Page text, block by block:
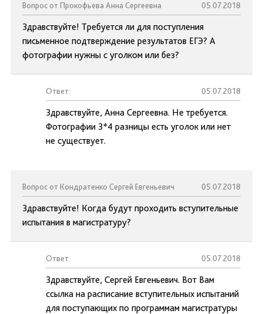
Вопрос от Прокофьева Анна Сергеевна 05.07.2018
Здравствуйте! Требуется ли для поступления
письменное подтверждение результатов ЕГЭ? А
фотографии нужны с уголком или без?
Ответ: 05.07.2018
Здравствуйте, Анна Сергеевна. Не требуется.
Фотографии 3*4 разницы есть уголок или нет
не существует.
Вопрос от Кондратенко Сергей Евгеньевич 05.07.2018
Здравствуйте! Когда будут проходить вступительные
испытания в магистратуру?
Ответ: 05.07.2018
Здравствуйте, Сергей Евгеньевич. Вот Вам
ссылка на расписание вступительных испытаний
для поступающих по программам магистратуры